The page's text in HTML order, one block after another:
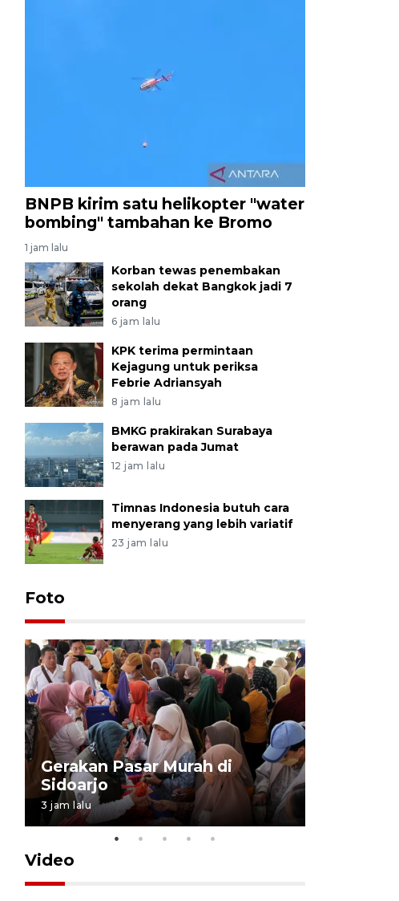
BNPB kirim satu helikopter "water
bombing" tambahan ke Bromo
1 jam lalu
Korban tewas penembakan
sekolah dekat Bangkok jadi 7
orang
6 jam lalu
KPK terima permintaan
Kejagung untuk periksa
Febrie Adriansyah
8 jam lalu
BMKG prakirakan Surabaya
berawan pada Jumat
12 jam lalu
Timnas Indonesia butuh cara
menyerang yang lebih variatif
23 jam lalu
Foto
Gerakan Pasar Murah di
Sidoarjo
3 jam lalu
Video